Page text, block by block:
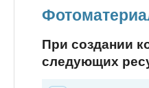
При создании
следующих